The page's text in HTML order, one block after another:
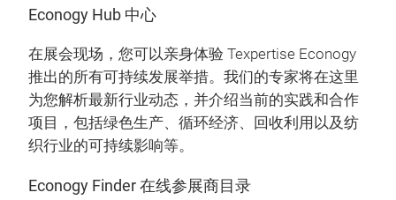
Econogy Hub 中心
在展会现场，您可以亲身体验 Texpertise Econogy
推出的所有可持续发展举措。我们的专家将在这里
为您解析最新行业动态，并介绍当前的实践和合作
项目，包括绿色生产、循环经济、回收利用以及纺
织行业的可持续影响等。
Econogy Finder 在线参展商目录